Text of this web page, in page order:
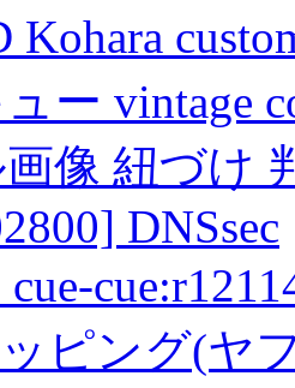
Kohara
ー vintage
像 紐づけ
DNSsec
ピング(ヤ